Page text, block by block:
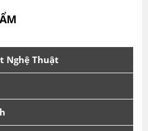
Nghệ Thuật